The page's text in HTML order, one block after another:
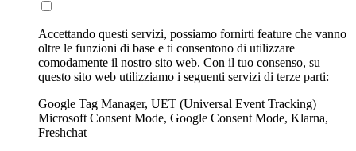
Accettando questi servizi, possiamo fornirti feature che vanno
oltre le funzioni di base e ti consentono di utilizzare
comodamente il nostro sito web. Con il tuo consenso, su
questo sito web utilizziamo i seguenti servizi di terze parti:
Google Tag Manager, UET (Universal Event Tracking)
Microsoft Consent Mode, Google Consent Mode, Klarna,
Freshchat